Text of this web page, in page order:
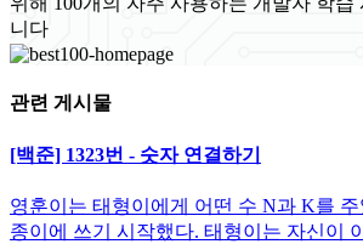
니다
관련 게시물
[백준] 1323번 - 숫자 연결하기
영훈이는 태형이에게 어떤 수 N과 K를
종이에 쓰기 시작했다. 태형이는 자신이